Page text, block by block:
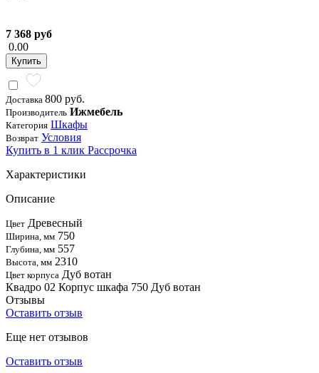
7 368 руб
0.00
Купить
Доставка 800 руб.
Производитель Ижмебель
Категория Шкафы
Возврат Условия
Купить в 1 клик Рассрочка
Характеристики
Описание
Цвет Древесный
Ширина, мм 750
Глубина, мм 557
Высота, мм 2310
Цвет корпуса Дуб вотан
Квадро 02 Корпус шкафа 750 Дуб вотан
Отзывы
Оставить отзыв
Еще нет отзывов
Оставить отзыв